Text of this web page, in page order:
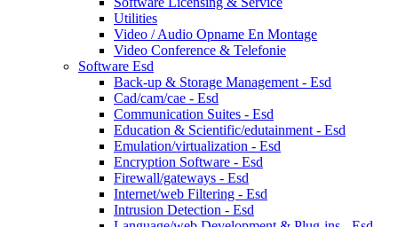
Utilities
Video / Audio Opname En Montage
Video Conference & Telefonie
Software Esd
Back-up & Storage Management - Esd
Cad/cam/cae - Esd
Communication Suites - Esd
Education & Scientific/edutainment - Esd
Emulation/virtualization - Esd
Encryption Software - Esd
Firewall/gateways - Esd
Internet/web Filtering - Esd
Intrusion Detection - Esd